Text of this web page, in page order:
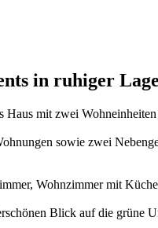
in ruhiger Lage
Haus mit zwei
sowie zwei
Wohnzimmer mit
Blick auf die